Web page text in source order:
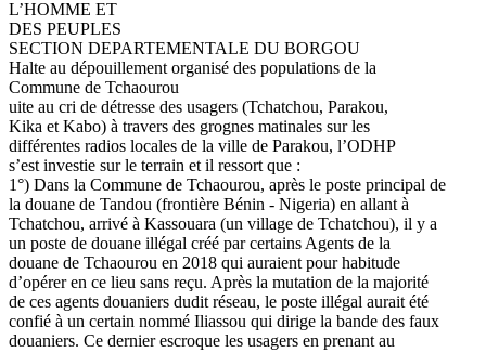
L’HOMME ET
DES PEUPLES
SECTION DEPARTEMENTALE DU BORGOU
Halte au dépouillement organisé des populations de la
Commune de Tchaourou
uite au cri de détresse des usagers (Tchatchou, Parakou,
Kika et Kabo) à travers des grognes matinales sur les
différentes radios locales de la ville de Parakou, l’ODHP
s’est investie sur le terrain et il ressort que :
1°) Dans la Commune de Tchaourou, après le poste principal de
la douane de Tandou (frontière Bénin - Nigeria) en allant à
Tchatchou, arrivé à Kassouara (un village de Tchatchou), il y a
un poste de douane illégal créé par certains Agents de la
douane de Tchaourou en 2018 qui auraient pour habitude
d’opérer en ce lieu sans reçu. Après la mutation de la majorité
de ces agents douaniers dudit réseau, le poste illégal aurait été
confié à un certain nommé Iliassou qui dirige la bande des faux
douaniers. Ce dernier escroque les usagers en prenant au